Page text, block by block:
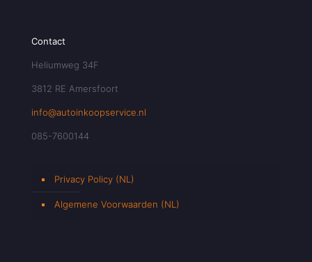
Contact
Heliumweg 34F
3812 RE Amersfoort
info@autoinkoopservice.nl
085-7600144
Privacy Policy (NL)
Algemene Voorwaarden (NL)